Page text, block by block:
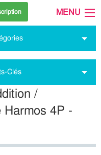
MENU
Clés
/
Harmos 4P -